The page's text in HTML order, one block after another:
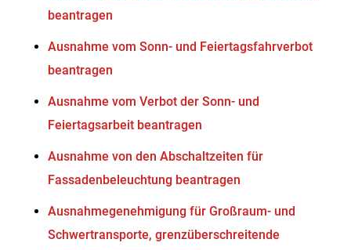
beantragen
Ausnahme vom Sonn- und Feiertagsfahrverbot
beantragen
Ausnahme vom Verbot der Sonn- und
Feiertagsarbeit beantragen
Ausnahme von den Abschaltzeiten für
Fassadenbeleuchtung beantragen
Ausnahmegenehmigung für Großraum- und
Schwertransporte, grenzüberschreitende